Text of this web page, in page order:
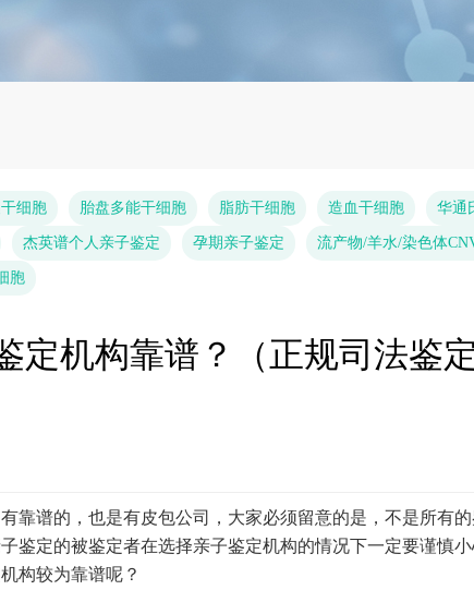
细胞 胎盘多能干细胞 脂肪干细胞 造血干细胞 华通
杰英谱个人亲子鉴定 孕期亲子鉴定 流产物/羊水/染色体
胞
定机构靠谱？（正规司法鉴
靠谱的，也是有皮包公司，大家必须留意的是，不是所有
鉴定的被鉴定者在选择亲子鉴定机构的情况下一定要谨慎
构较为靠谱呢？